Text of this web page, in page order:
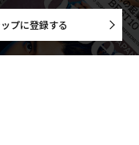
プに登録する